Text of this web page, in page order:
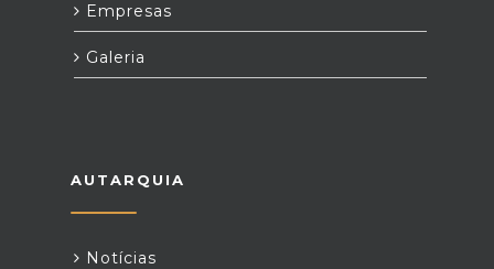
Empresas
Galeria
AUTARQUIA
Notícias